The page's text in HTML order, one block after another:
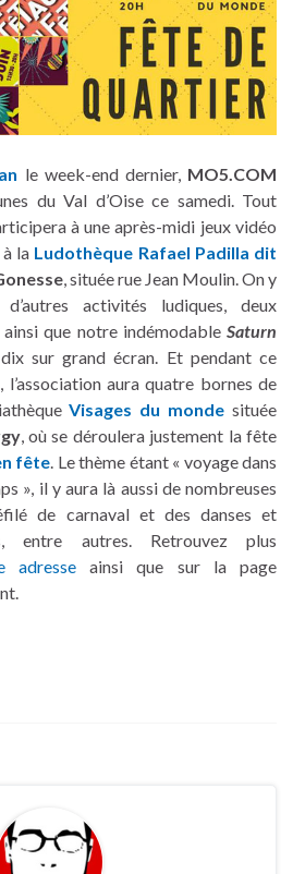
le week-end dernier, MO5.COM
du Val d’Oise ce samedi. Tout
à une après-midi jeux vidéo
à la Ludothèque Rafael Padilla dit
, située rue Jean Moulin. On y
activités ludiques, deux
que notre indémodable Saturn
sur grand écran. Et pendant ce
, l’association aura quatre bornes de
Visages du monde située
, où se déroulera justement la fête
fête. Le thème étant « voyage dans
», il y aura là aussi de nombreuses
de carnaval et des danses et
entre autres. Retrouvez plus
adresseainsi que sur la page